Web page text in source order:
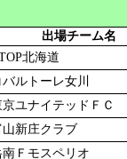
出場チーム名
北海道
バルトーレ女川
京ユナイテッドＦＣ
山新庄クラブ
南Ｆモスペリオ